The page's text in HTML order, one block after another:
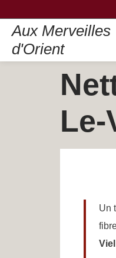
Aux Merveilles
d'Orient
Le-
Un
Viel